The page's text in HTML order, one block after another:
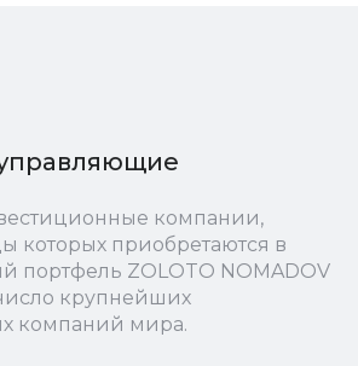
компании,
которых приобретаются в
портфель ZOLOTO NOMADOV
крупнейших
компаний мира.